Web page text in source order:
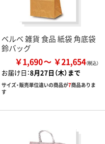
ベルベ 雑貨 食品 紙袋 角底袋
鈴バッグ
￥1,690 ￥21,654
お届け日：8月27日（木）まで
サイズ・販売単位違いの商品が7商品ありま
す